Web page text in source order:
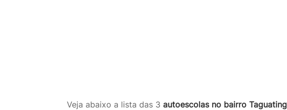
Veja abaixo a lista das 3 autoescolas no bairro